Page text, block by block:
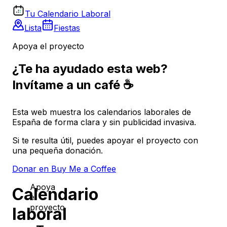
Tu Calendario Laboral
Lista
Fiestas
Apoya el proyecto
¿Te ha ayudado esta web?
Invítame a un café ☕
Esta web muestra los calendarios laborales de
España de forma clara y sin publicidad invasiva.
Si te resulta útil, puedes apoyar el proyecto con
una pequeña donación.
Donar en Buy Me a Coffee
Calendario
laboral
Apoya
el
proyecto